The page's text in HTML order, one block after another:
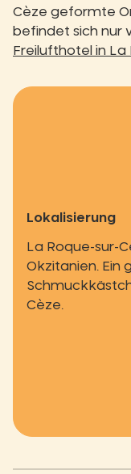
Cèze geformte
befindet sich nur
Freilufthotel in La
Lokalisierung
La Roque-sur-
Okzitanien. Ein
Cèze.